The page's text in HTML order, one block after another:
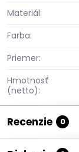
Materiál:
Farba:
Priemer:
Hmotnosť
(netto):
Recenzie 0